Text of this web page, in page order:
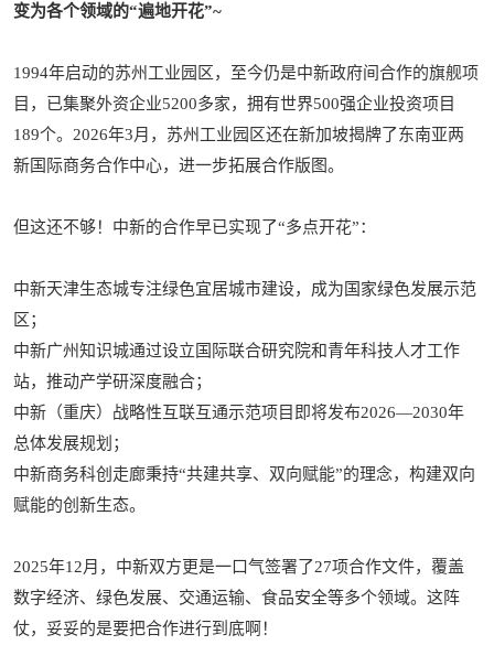
变为各个领域的“遍地开花”~
1994年启动的苏州工业园区，至今仍是中新政府间合作的旗舰项
目，已集聚外资企业5200多家，拥有世界500强企业投资项目
189个。2026年3月，苏州工业园区还在新加坡揭牌了东南亚两
新国际商务合作中心，进一步拓展合作版图。
但这还不够！中新的合作早已实现了“多点开花”：
中新天津生态城专注绿色宜居城市建设，成为国家绿色发展示范
区；
中新广州知识城通过设立国际联合研究院和青年科技人才工作
站，推动产学研深度融合；
中新（重庆）战略性互联互通示范项目即将发布2026—2030年
总体发展规划；
中新商务科创走廊秉持“共建共享、双向赋能”的理念，构建双向
赋能的创新生态。
2025年12月，中新双方更是一口气签署了27项合作文件，覆盖
数字经济、绿色发展、交通运输、食品安全等多个领域。这阵
仗，妥妥的是要把合作进行到底啊！